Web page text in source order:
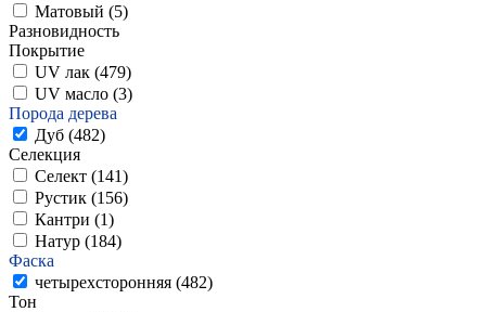
Матовый (5)
Разновидность
Покрытие
UV лак (479)
UV масло (3)
Порода дерева
Дуб (482)
Селекция
Селект (141)
Рустик (156)
Кантри (1)
Натур (184)
Фаска
четырехсторонняя (482)
Тон